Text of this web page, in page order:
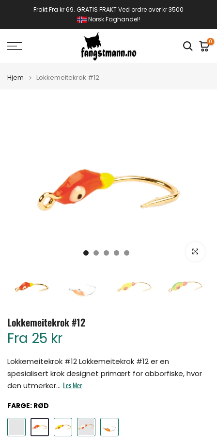
Frakt Fra kr 69. GRATIS FRAKT Ved ordre over kr 3500
Norsk Faghandel!
0
Hjem Lokkemeitekrok #12
Klikk for å
Lokkemeitekrok #12
Fra 25 kr
Lokkemeitekrok #12 Lokkemeitekrok #12 er en
spesialisert krok designet primært for abborfiske, hvor
den utmerker... Les Mer
FARGE: RØD